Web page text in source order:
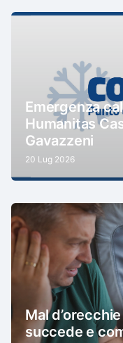
Emergenza
Humanitas
Gavazzeni
20 Lug 2026
Mal
succede e